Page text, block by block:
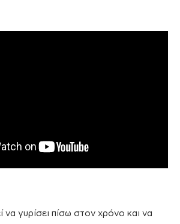
να γυρίσει πίσω στον χρόνο και να